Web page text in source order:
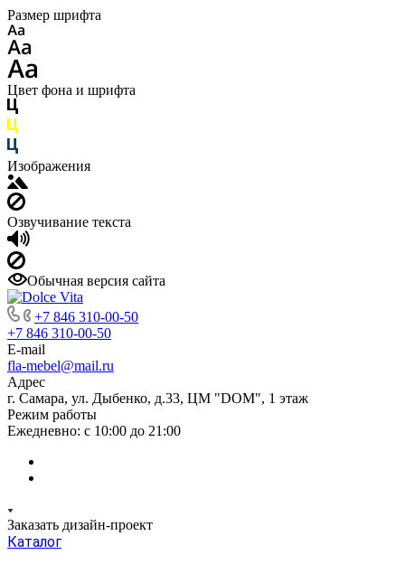
Размер шрифта
Цвет фона и шрифта
Изображения
Озвучивание текста
Обычная версия сайта
+7 846 310-00-50
+7 846 310-00-50
E-mail
fla-mebel@mail.ru
Адрес
г. Самара, ул. Дыбенко, д.33, ЦМ "DOM", 1 этаж
Режим работы
Ежедневно: с 10:00 до 21:00
Заказать дизайн-проект
Каталог